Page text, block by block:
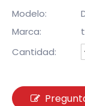
Modelo:
Marca:
Cantidad: